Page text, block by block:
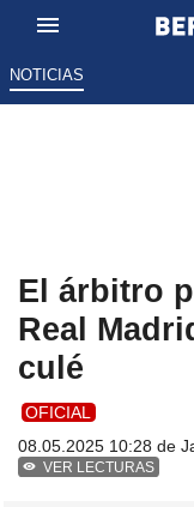
NOTICIAS
El árbitro
Real
culé
OFICIAL
08.05.2025 10:28 de
VER LECTURAS